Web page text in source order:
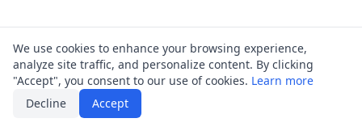
We use cookies to enhance your browsing experience,
analyze site traffic, and personalize content. By clicking
"Accept", you consent to our use of cookies. Learn more
Decline
Accept